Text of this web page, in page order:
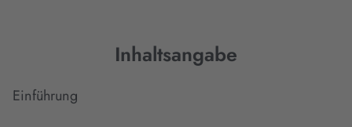
Inhaltsangabe
Einführung